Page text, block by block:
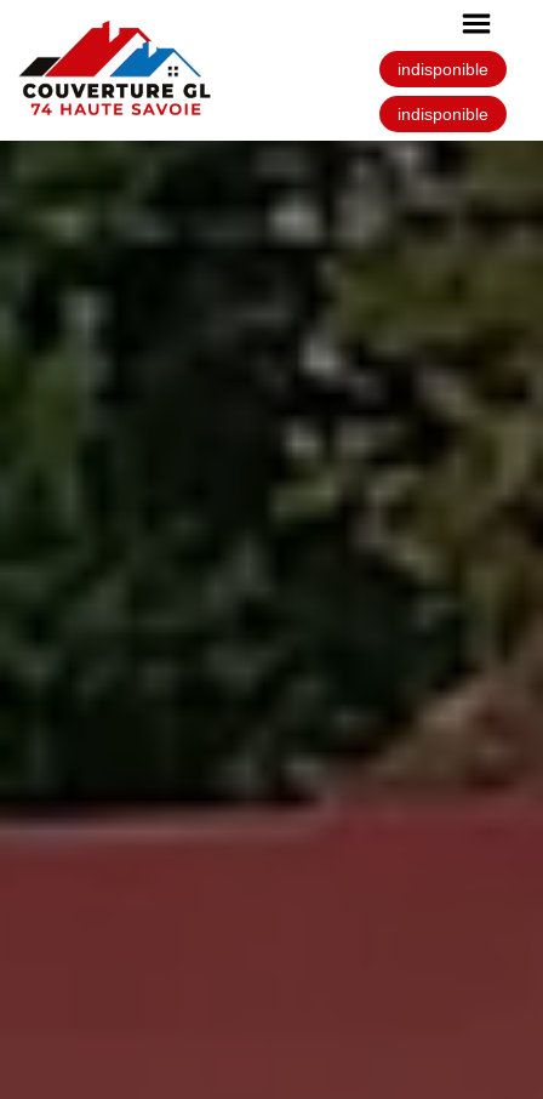
indisponible
indisponible